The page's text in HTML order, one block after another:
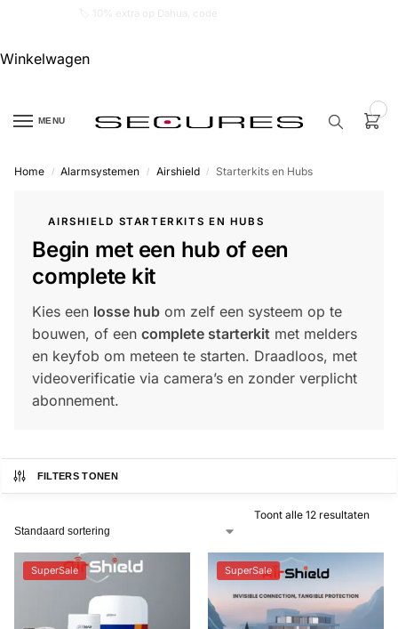
Winkelwagen
MENU
Alarm
samenstellen
Alarmsystemen
Camera's
Intercom
Account Contact Help Wagen
Home / Alarmsystemen / Airshield / Starterkits en Hubs
AIRSHIELD STARTERKITS EN HUBS
Begin met een hub of een
complete kit
Kies een losse hub om zelf een systeem op te
bouwen, of een complete starterkit met melders
en keyfob om meteen te starten. Draadloos, met
videoverificatie via camera’s en zonder verplicht
abonnement.
FILTERS TONEN
Toont alle 12 resultaten
SuperSale SuperSale